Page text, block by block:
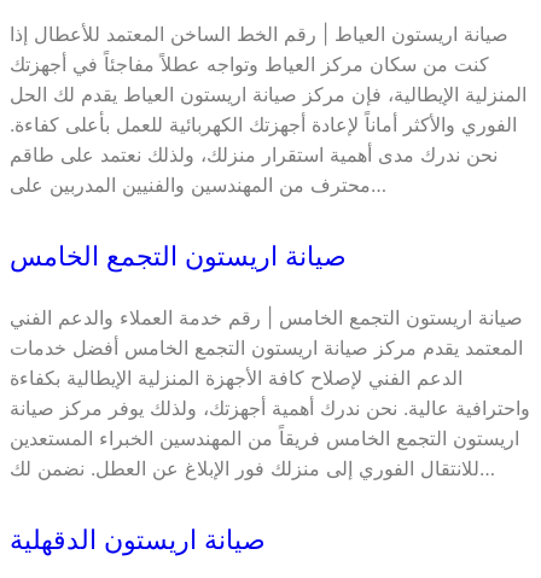
صيانة اريستون العياط | رقم الخط الساخن المعتمد للأعطال إذا
كنت من سكان مركز العياط وتواجه عطلاً مفاجئاً في أجهزتك
المنزلية الإيطالية، فإن مركز صيانة اريستون العياط يقدم لك الحل
الفوري والأكثر أماناً لإعادة أجهزتك الكهربائية للعمل بأعلى كفاءة.
نحن ندرك مدى أهمية استقرار منزلك، ولذلك نعتمد على طاقم
محترف من المهندسين والفنيين المدربين على…
صيانة اريستون التجمع الخامس
صيانة اريستون التجمع الخامس | رقم خدمة العملاء والدعم الفني
المعتمد يقدم مركز صيانة اريستون التجمع الخامس أفضل خدمات
الدعم الفني لإصلاح كافة الأجهزة المنزلية الإيطالية بكفاءة
واحترافية عالية. نحن ندرك أهمية أجهزتك، ولذلك يوفر مركز صيانة
اريستون التجمع الخامس فريقاً من المهندسين الخبراء المستعدين
للانتقال الفوري إلى منزلك فور الإبلاغ عن العطل. نضمن لك…
صيانة اريستون الدقهلية